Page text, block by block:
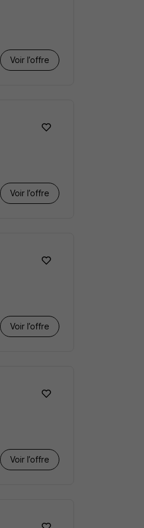
Voir l’offre
Voir l’offre
Voir l’offre
Voir l’offre